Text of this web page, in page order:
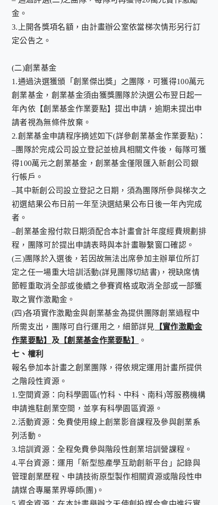
金。
3. 上開各獎項名額，由計畫辦公室依當梯次情形另行訂
定公告之。
(二)創業基金
1.通過決選獲頒「創業傑出獎」之團隊，可獲得100萬元
創業基金，創業基金須由獲獎團隊於決選公布翌日起一
年內依【創業基金作業要點】提出申請，逾期未提出申
請者視為無條件放棄。
2.創業基金申請程序摘述如下(詳參創業基金作業要點) ：
–團隊於完成公司設立登記並檢具相關文件後，每隊可獲
得100萬元之創業基金，創業基金僅限匯入新創公司銀
行帳戶。
–其中新創公司設立登記之日期，須為團隊所參與梯次之
初選結果公布日前一年至決選結果公布日後一年內完成
者。
–創業基金撥付款日期須配合本計畫會計年度經費規劃排
程，團隊可於提出申請表時與本計畫聯繫窗口確認。
(三)團隊於入選後，若因故無法出席參加主辦單位所訂
定之任一場重大培訓活動(詳見團隊切結書) ，視缺席情
節輕重取消全部或後續之參賽資格或取消全部或一部獲
取之實作激勵金。
(四)各項實作激勵金與創業基金為提供團隊創業過程中
所需支出，團隊可自行運用之，細節詳見 【實作激勵金
作業要點】 及【創業基金作業要點】
。
七、 權利
報名參加本計畫之創業團隊，得依規定運用計畫所提供
之階段性資源。
1.空間資源：向科學園區(竹科、中科、南科)等服務機構
申請進駐創業空間，並享有科學園區資源。
2.活動資源：免費使用線上創業影音課程及參與創業系
列活動。
3.培訓資源：全程免費參與階段性創業培訓營課程。
4.平台資源：運用「新型態產學互助創新平台」記錄與
管理創業歷程、申請技術原型製作相關資源或階段性申
請媒合專屬業界導師(團 )。